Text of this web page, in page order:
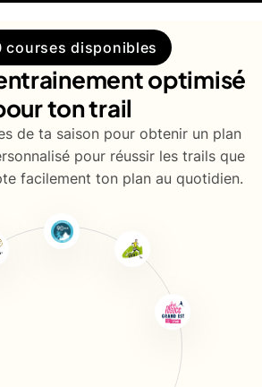
courses disponibles
optimisé
ton trail
de ta saison pour obtenir un plan
pour réussir les trails que
facilement ton plan au quotidien.